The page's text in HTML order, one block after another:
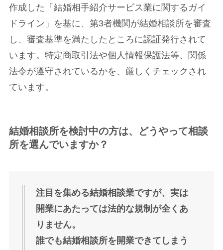
作成した「結婚相手紹介サービス業に関するガイ
ドライン」を基に、第3者機関が結婚相談所を審査
し、審査基準を満たしたところに認証発行されて
います。特定商取引法や個人情報保護法等、関係
法令が遵守されているかを、厳しくチェックされ
ています。
結婚相談所を検討中の方は、どうやって相談
所を選んでいますか？
注目を集める結婚相談業ですが、実は
開業にあたっては法的な規制が全くあ
りません。
誰でも結婚相談所を開業できてしまう